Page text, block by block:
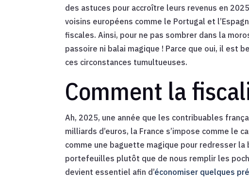
des astuces pour accroître leurs revenus en
voisins européens comme le Portugal et
fiscales. Ainsi, pour ne pas sombrer dans la
passoire ni balai magique ! Parce que oui, il est
ces circonstances tumultueuses.
Comment la
Ah, 2025, une année que les contribuables
milliards d’euros, la France s’impose comme le
comme une baguette magique pour redresser
portefeuilles plutôt que de nous remplir les
devient essentiel afin d’économiser quelques